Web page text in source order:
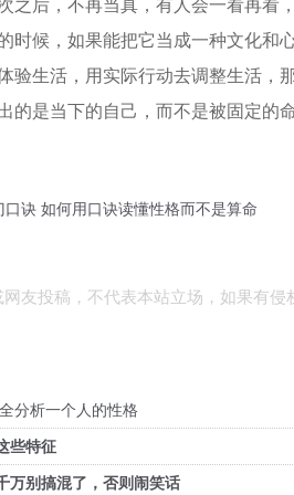
之后，不再当真，有人会一看再看
时候，如果能把它当成一种文化和
验生活，用实际行动去调整生活，
的是当下的自己，而不是被固定的命
口诀 如何用口诀读懂性格而不是算命
友投稿，不代表本站立场，如果有侵
分析一个人的性格
些特征
万别搞混了，否则闹笑话